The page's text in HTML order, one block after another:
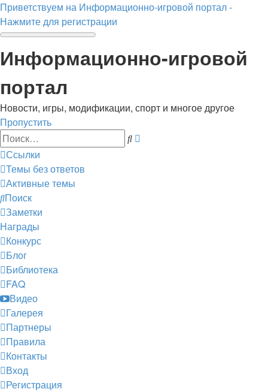
Приветствуем на Информационно-игровой портал -
Нажмите для регистрации
Информационно-игровой
портал
Новости, игры, модификации, спорт и многое другое
Пропустить
Поиск
Ссылки
Темы без ответов
Активные темы
Поиск
Заметки
Награды
Конкурс
Блог
Библиотека
FAQ
Видео
Галерея
Партнеры
Правила
Контакты
Вход
Регистрация